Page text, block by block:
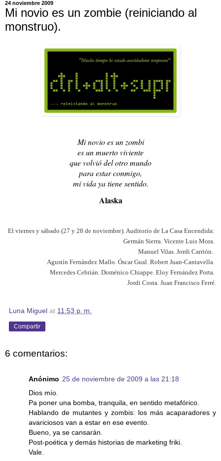
24 noviembre 2009
Mi novio es un zombie (reiniciando al
monstruo).
Mi novio es un zombi
es un muerto viviente
que volvió del otro mundo
para estar conmigo,
mi vida ya tiene sentido.
Alaska
El viernes y sábado (27 y 28 de noviembre). Auditorio de La Casa Encendida:
Germán Sierra. Vicente Luis Mora.
Manuel Vilas. Jordi Carrión.
Agustín Fernández Mallo. Óscar Gual. Robert Juan-Cantavella.
Mercedes Cebrián. Doménico Chiappe. Eloy Fernández Porta.
Jordi Costa. Juan Francisco Ferré.
Luna Miguel at 11:53 p. m.
Compartir
6 comentarios:
Anónimo 25 de noviembre de 2009 a las 21:18
Dios mío.
Pa poner una bomba, tranquila, en sentido metafórico.
Hablando de mutantes y zombis: los más acaparadores y
avariciosos van a estar en ese evento.
Bueno, ya se cansarán.
Post-poética y demás historias de marketing friki.
Vale.